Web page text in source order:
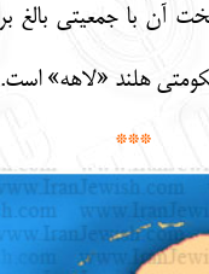
هلند «لاهه» است.
***